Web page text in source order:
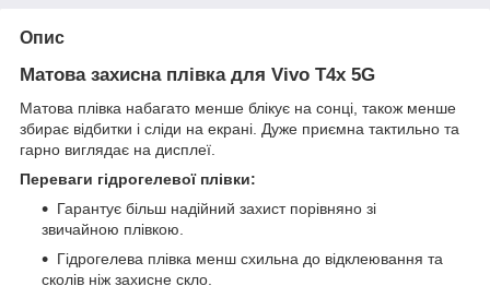
Опис
Матова захисна плівка для Vivo T4x 5G
Матова плівка набагато менше блікує на сонці, також менше
збирає відбитки і сліди на екрані. Дуже приємна тактильно та
гарно виглядає на дисплеї.
Переваги гідрогелевої плівки:
Гарантує більш надійний захист порівняно зі
звичайною плівкою.
Гідрогелева плівка менш схильна до відклеювання та
сколів ніж захисне скло.